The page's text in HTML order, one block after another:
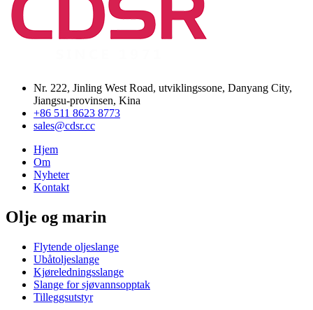
Nr. 222, Jinling West Road, utviklingssone, Danyang City,
Jiangsu-provinsen, Kina
+86 511 8623 8773
sales@cdsr.cc
Hjem
Om
Nyheter
Kontakt
Olje og marin
Flytende oljeslange
Ubåtoljeslange
Kjøreledningsslange
Slange for sjøvannsopptak
Tilleggsutstyr